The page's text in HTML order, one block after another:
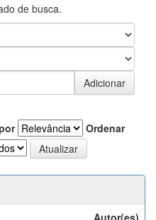
de busca.
Ordenar
Autor(es)